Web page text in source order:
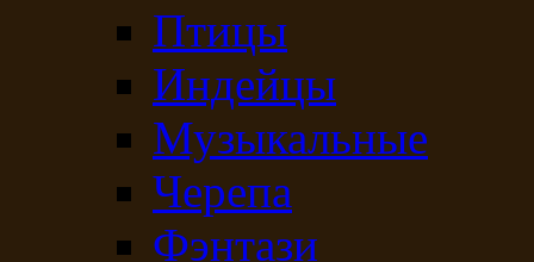
Птицы
Индейцы
Музыкальные
Черепа
Фэнтази